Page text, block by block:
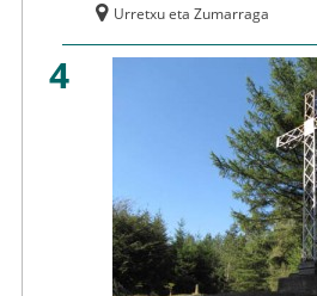
Urretxu eta Zumarraga
4